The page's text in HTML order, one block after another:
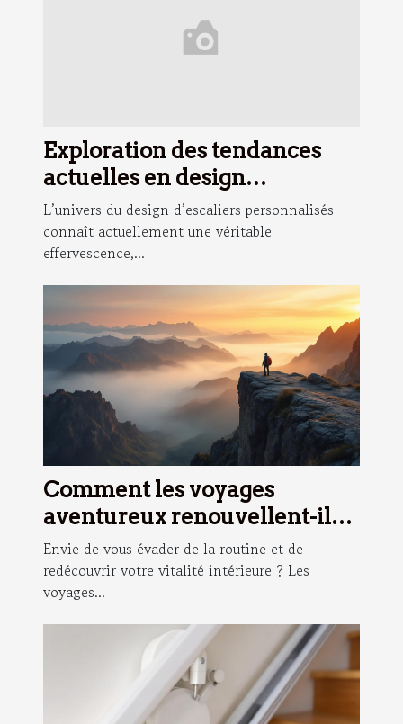
Exploration des tendances
actuelles en design
d'escaliers personnalisés
L’univers du design d’escaliers personnalisés
connaît actuellement une véritable
effervescence,...
Comment les voyages
aventureux renouvellent-ils
l'esprit ?
Envie de vous évader de la routine et de
redécouvrir votre vitalité intérieure ? Les
voyages...